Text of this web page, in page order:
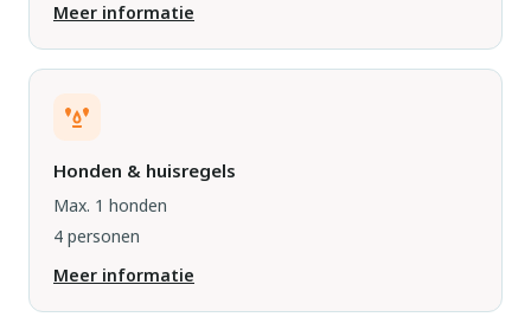
Meer informatie
Honden & huisregels
Max. 1 honden
4 personen
Meer informatie